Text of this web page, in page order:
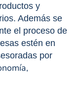
y
Además se
el proceso de
estén en
por